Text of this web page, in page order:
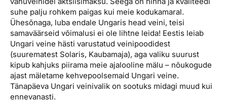
suhe palju rohkem paigas kui meie kodukamaral.
Ühesõnaga, luba endale Ungaris head veini, teisi
samaväärseid võimalusi ei ole lihtne leida! Eestis leiab
Ungari veine hästi varustatud veinipoodidest
(suurematest Solaris, Kaubamaja), aga valiku suurust
kipub kahjuks piirama meie ajalooline mälu – nõukogude
ajast mäletame kehvepoolsemaid Ungari veine.
Tänapäeva Ungari veinivalik on sootuks midagi muud kui
ennevanasti.